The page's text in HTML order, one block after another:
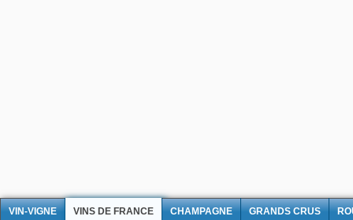
VIN-VIGNE VINS DE FRANCE CHAMPAGNE GRANDS CRUS